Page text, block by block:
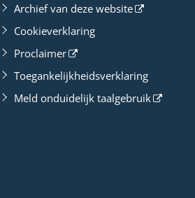
Archief van deze website
Cookieverklaring
Proclaimer
Toegankelijkheidsverklaring
Meld onduidelijk taalgebruik